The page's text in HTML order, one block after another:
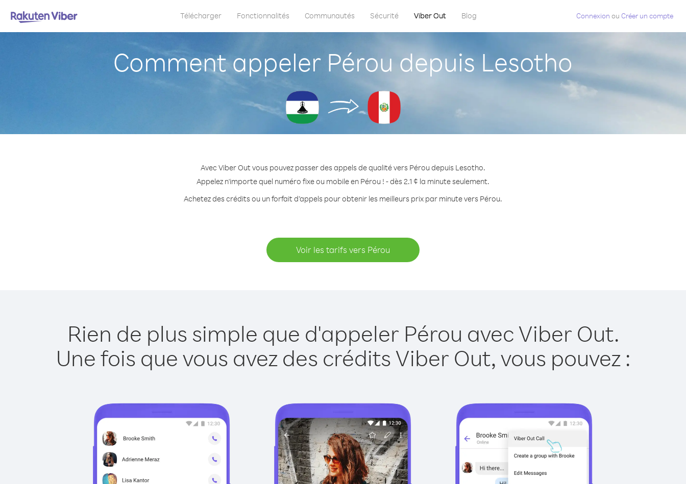
Télécharger Fonctionnalités Communautés Sécurité Viber Out Blog Connexion ou Créer un compte
Comment appeler Pérou depuis Lesotho
Avec Viber Out vous pouvez passer des appels de qualité vers Pérou depuis Lesotho.
Appelez n'importe quel numéro fixe ou mobile en Pérou ! - dès 2.1 ¢ la minute seulement.
Achetez des crédits ou un forfait d’appels pour obtenir les meilleurs prix par minute vers Pérou.
Voir les tarifs vers Pérou
Rien de plus simple que d'appeler Pérou avec Viber Out.
Une fois que vous avez des crédits Viber Out, vous pouvez :